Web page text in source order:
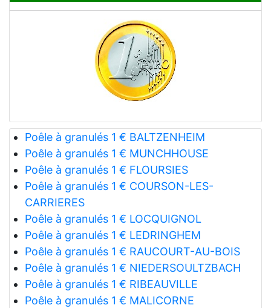
Poêle à granulés 1 € BALTZENHEIM
Poêle à granulés 1 € MUNCHHOUSE
Poêle à granulés 1 € FLOURSIES
Poêle à granulés 1 € COURSON-LES-
CARRIERES
Poêle à granulés 1 € LOCQUIGNOL
Poêle à granulés 1 € LEDRINGHEM
Poêle à granulés 1 € RAUCOURT-AU-BOIS
Poêle à granulés 1 € NIEDERSOULTZBACH
Poêle à granulés 1 € RIBEAUVILLE
Poêle à granulés 1 € MALICORNE